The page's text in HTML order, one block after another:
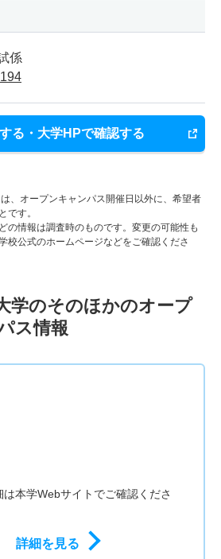
係
る・大学HPで確認する
、オープンキャンパス開催日以外に、希望者
です。
の情報は調査時のものです。変更の可能性も
校公式のホームページなどをご確認くださ
学のそのほかのオープ
ス情報
本学Webサイトでご確認くださ
詳細を見る